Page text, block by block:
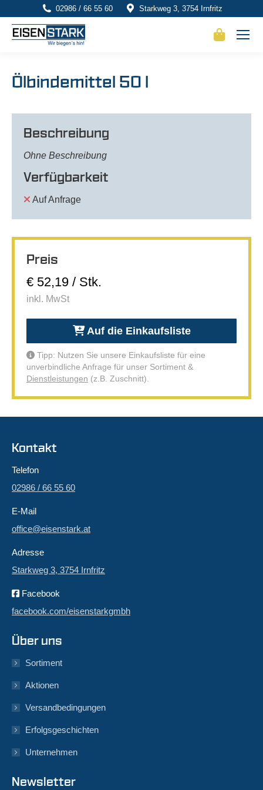
02986 / 66 55 60 Starkweg 3, 3754 Irnfritz
Ölbindemittel 50 l
Beschreibung
Ohne Beschreibung
Verfügbarkeit
Auf Anfrage
Preis
€ 52,19 / Stk.
inkl. MwSt
Auf die Einkaufsliste
Tipp: Nutzen Sie unsere Einkaufsliste für eine
unverbindliche Anfrage für unser Sortiment &
Dienstleistungen (z.B. Zuschnitt).
Kontakt
Telefon
02986 / 66 55 60
E-Mail
office@eisenstark.at
Adresse
Starkweg 3, 3754 Irnfritz
Facebook
facebook.com/eisenstarkgmbh
Über uns
Sortiment
Aktionen
Versandbedingungen
Erfolgsgeschichten
Unternehmen
Newsletter